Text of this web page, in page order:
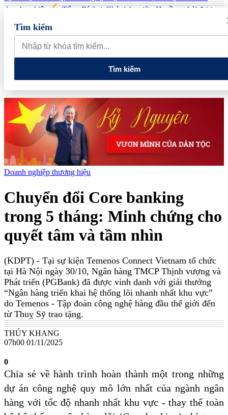
doanh nghiệp
Tổng Bí thư, Chủ tịch nước: Hạ tầng phải được
chuẩn bị cho nền kinh tế tương lai
giảm sâu, E10 RON 95 còn 22.320 đồng/lít
Xây dựng khuôn
khổ pháp lý kiến tạo một thị trường bất động sản hiện đại
Tìm kiếm
Tìm kiếm
Doanh nghiệp thương hiệu
Chuyển đổi Core banking
trong 5 tháng: Minh chứng cho
quyết tâm và tầm nhìn
(KDPT) - Tại sự kiện Temenos Connect Vietnam tổ chức
tại Hà Nội ngày 30/10, Ngân hàng TMCP Thịnh vượng và
Phát triển (PGBank) đã được vinh danh với giải thưởng
“Ngân hàng triển khai hệ thống lõi nhanh nhất khu vực”
do Temenos - Tập đoàn công nghệ hàng đầu thế giới đến
từ Thuỵ Sỹ trao tặng.
THÚY KHANG
07h00 01/11/2025
0
Chia sẻ về hành trình hoàn thành một trong những
dự án công nghệ quy mô lớn nhất của ngành ngân
hàng với tốc độ nhanh nhất khu vực - thay thế toàn